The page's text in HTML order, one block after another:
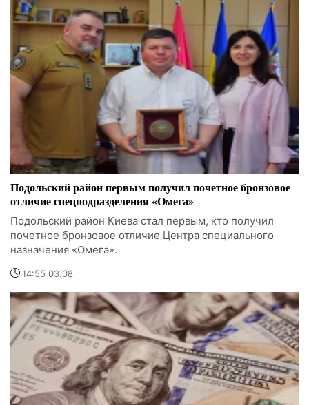
Подольский район первым получил почетное бронзовое
отличие спецподразделения «Омега»
Подольский район Киева стал первым, кто получил
почетное бронзовое отличие Центра специального
назначения «Омега».
14:55 03.08